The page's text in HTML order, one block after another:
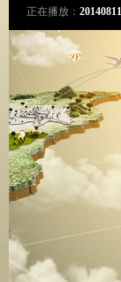
正在播放：